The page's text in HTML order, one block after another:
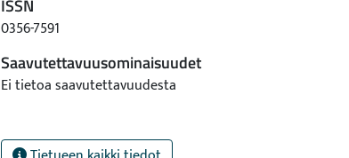
ISSN
0356-7591
Saavutettavuusominaisuudet
Ei tietoa saavutettavuudesta